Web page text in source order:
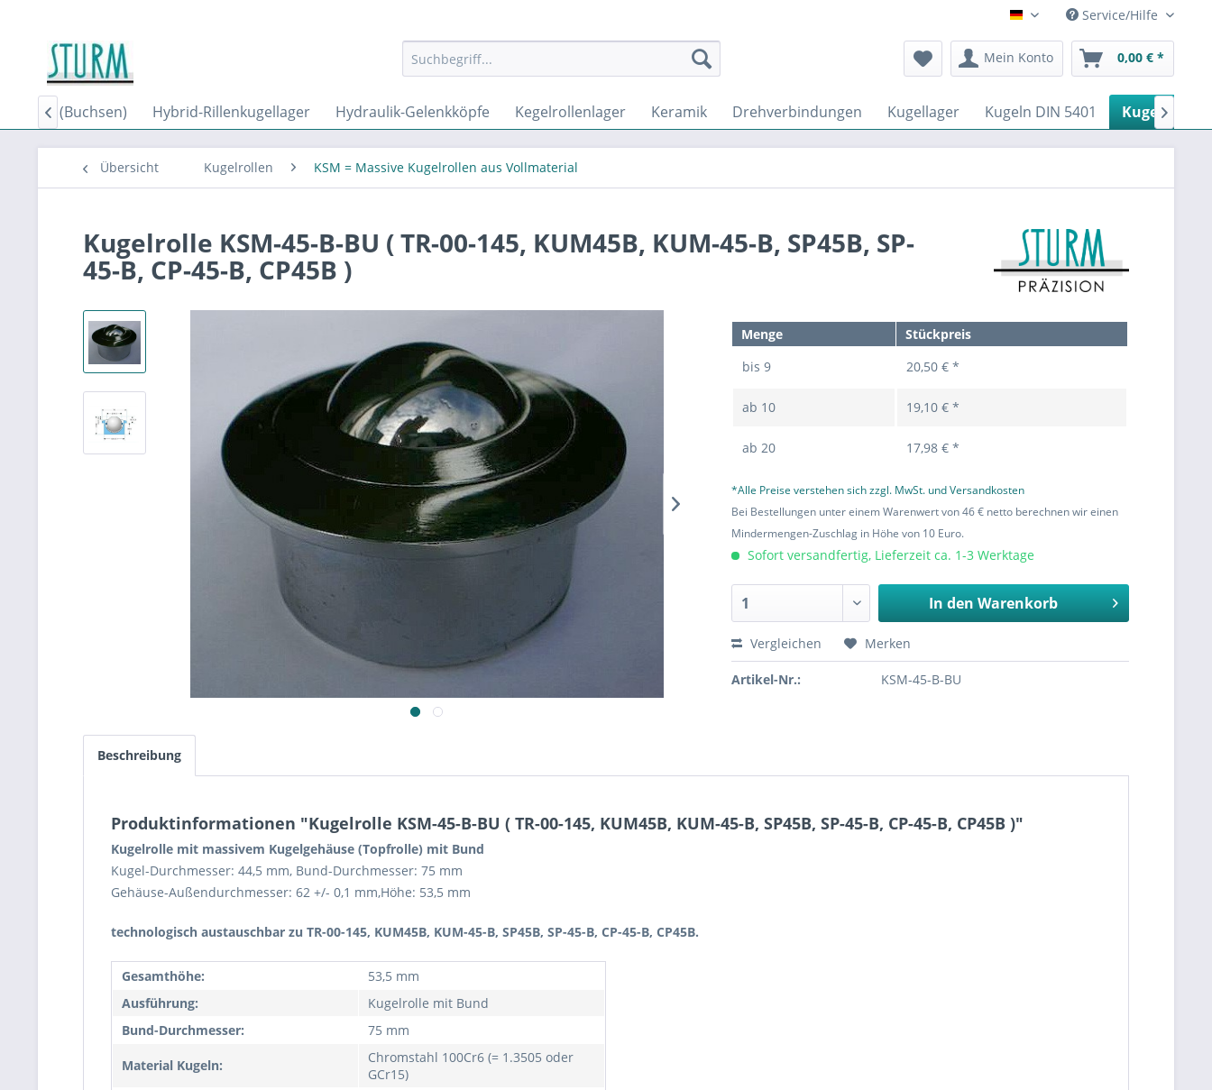
Deutsch Service/Hilfe
Mein Konto 0,00 € *
(Buchsen) Hybrid-Rillenkugellager Hydraulik-Gelenkköpfe Kegelrollenlager Keramik Drehverbindungen Kugellager Kugeln DIN 5401 Kugelrollen
 
Übersicht Kugelrollen KSM = Massive Kugelrollen aus Vollmaterial
Kugelrolle KSM-45-B-BU ( TR-00-145, KUM45B, KUM-45-B, SP45B, SP-
45-B, CP-45-B, CP45B )
Menge
Stückpreis
bis9 20,50 € *
ab 10 19,10 € *
ab20 17,98 € *
*Alle Preise verstehen sich zzgl. MwSt. und Versandkosten
Bei Bestellungen unter einem Warenwert von 46 € netto berechnen wir einen
Mindermengen-Zuschlag in Höhe von 10 Euro.
Sofort versandfertig, Lieferzeit ca. 1-3 Werktage
In den Warenkorb
Vergleichen Merken
Artikel-Nr.: KSM-45-B-BU
Beschreibung
Produktinformationen "Kugelrolle KSM-45-B-BU ( TR-00-145, KUM45B, KUM-45-B, SP45B, SP-45-B, CP-45-B, CP45B )"
Kugelrolle mit massivem Kugelgehäuse (Topfrolle) mit Bund
Kugel-Durchmesser: 44,5 mm, Bund-Durchmesser: 75 mm
Gehäuse-Außendurchmesser: 62 +/- 0,1 mm,Höhe: 53,5 mm
technologisch austauschbar zu TR-00-145, KUM45B, KUM-45-B, SP45B, SP-45-B, CP-45-B, CP45B.
Gesamthöhe:
53,5 mm
Ausführung:
Kugelrolle mit Bund
Bund-Durchmesser:
75 mm
Material Kugeln:
Chromstahl 100Cr6 (= 1.3505 oder
GCr15)